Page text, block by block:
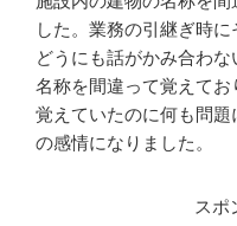
した。業務の引継ぎ時に
どうにも話がかみ合わ
名称を間違って覚えて
覚えていたのに何も問
の感情になりました。
スポ